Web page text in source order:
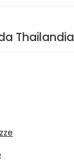
Thailandia